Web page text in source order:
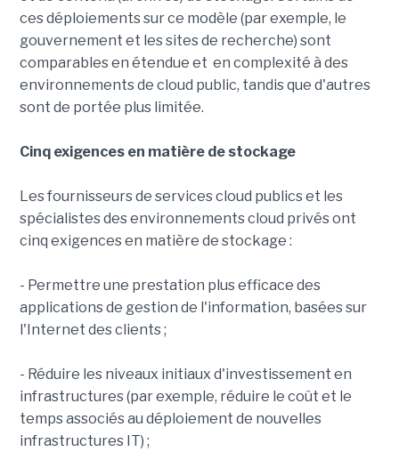
ces déploiements sur ce modèle (par exemple, le
gouvernement et les sites de recherche) sont
comparables en étendue et en complexité à des
environnements de cloud public, tandis que d'autres
sont de portée plus limitée.
Cinq exigences en matière de stockage
Les fournisseurs de services cloud publics et les
spécialistes des environnements cloud privés ont
cinq exigences en matière de stockage :
- Permettre une prestation plus efficace des
applications de gestion de l'information, basées sur
l'Internet des clients ;
- Réduire les niveaux initiaux d'investissement en
infrastructures (par exemple, réduire le coût et le
temps associés au déploiement de nouvelles
infrastructures IT) ;